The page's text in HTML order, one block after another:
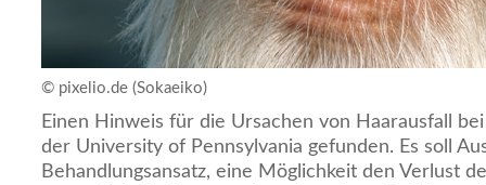
© pixelio.de (Sokaeiko)
Einen Hinweis für die Ursachen von Haarausfall
der University of Pennsylvania gefunden. Es soll
Behandlungsansatz, eine Möglichkeit den Verlust